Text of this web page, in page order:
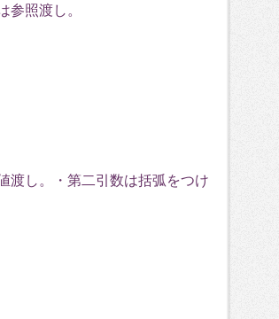
参照渡し。
渡し。・第二引数は括弧をつけ